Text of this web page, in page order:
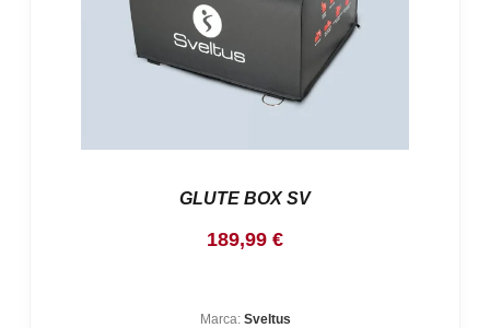
GLUTE BOX SV
189,99 €
Marca: Sveltus